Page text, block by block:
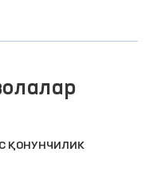
ҚОНУНЧИЛИК